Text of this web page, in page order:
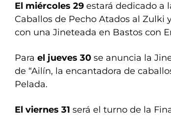
El miércoles 29 estará dedicado a
Caballos de Pecho Atados al Zulki
con una Jineteada en Bastos con
Para el jueves 30 se anuncia la
de “Ailín, la encantadora de
Pelada.
El viernes 31 será el turno de la